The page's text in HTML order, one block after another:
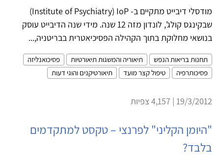
מודסלי דיבייט מתקיים ב- Institute of Psychiatry) IoP)
שבקינגס קולג', לונדון מזה 12 שנה. מידי שנה הדיבייט עוסק
בנושאי מחלוקת בתוך הקהילה הפסיכיאטרית בבריטניה,...
תחנות בריאות הנפש תיאוריה והמשגות תיאורטיות
פסיכואנליזה
פסיכותרפיה
טיפול קצר מועד תיאורטיקנים והוגי דעות
19/3/2012 | 4,157 צפיות
"היומן הקליני" לפרנצי – טקסט למתקדמים
בלבד?